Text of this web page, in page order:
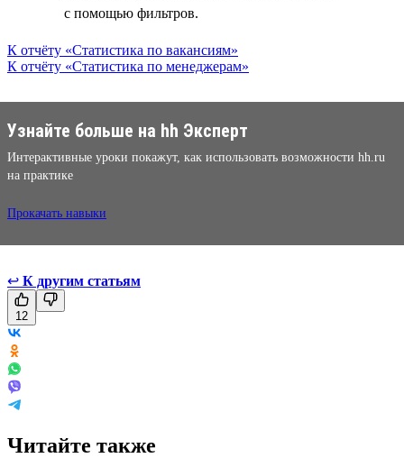
с помощью фильтров.
К отчёту «Статистика по вакансиям»
К отчёту «Статистика по менеджерам»
Узнайте больше на hh Эксперт
Интерактивные уроки покажут, как использовать возможности hh.ru
на практике
Прокачать навыки
↩ К другим статьям
12
Читайте также